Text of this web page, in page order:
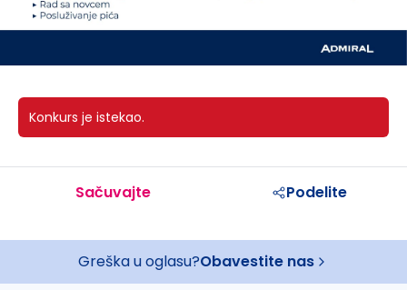
Konkurs je istekao.
Sačuvajte Podelite
Greška u oglasu?Obavestite nas